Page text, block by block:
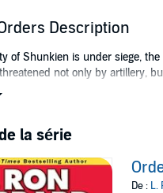
Description
of Shunkien is under siege,
not only by artillery,
on the USS Miami, stands
are the least of his problems.
then there’s the greatest
bombers, and seductive fan
la série
De : L.